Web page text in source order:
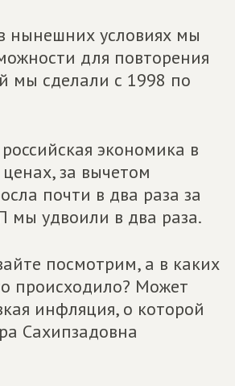
нынешних условиях мы
для повторения
мы сделали с 1998 по
экономика в
за вычетом
почти в два раза за
мы удвоили в два раза.
посмотрим, а в каких
происходило? Может
инфляция, о которой
Сахипзадовна